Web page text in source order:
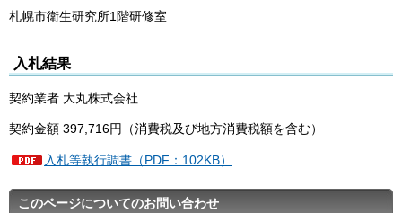
札幌市衛生研究所1階研修室
入札結果
契約業者 大丸株式会社
契約金額 397,716円（消費税及び地方消費税額を含む）
入札等執行調書（PDF：102KB）
このページについてのお問い合わせ